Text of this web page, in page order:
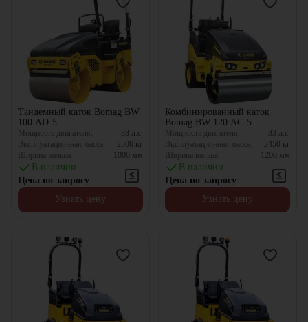
Тандемный каток Bomag BW
100 AD-5
Мощность двигателя: 33 л.с.
Эксплуатационная масса:
2500 кг
Ширина вальца:
1000 мм
В наличии
Цена по запросу
Узнать цену
Комбинированный каток
Bomag BW 120 AC-5
Мощность двигателя: 33 л.с.
Эксплуатационная масса:
2450 кг
Ширина вальца:
1200 мм
В наличии
Цена по запросу
Узнать цену